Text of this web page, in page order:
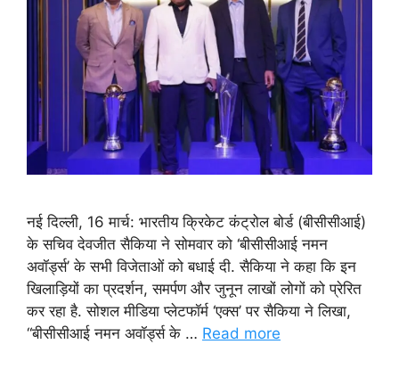
नई दिल्ली, 16 मार्च: भारतीय क्रिकेट कंट्रोल बोर्ड (बीसीसीआई)
के सचिव देवजीत सैकिया ने सोमवार को ‘बीसीसीआई नमन
अवॉर्ड्स’ के सभी विजेताओं को बधाई दी. सैकिया ने कहा कि इन
खिलाड़ियों का प्रदर्शन, समर्पण और जुनून लाखों लोगों को प्रेरित
कर रहा है. सोशल मीडिया प्लेटफॉर्म ‘एक्स’ पर सैकिया ने लिखा,
“बीसीसीआई नमन अवॉर्ड्स के … Read more